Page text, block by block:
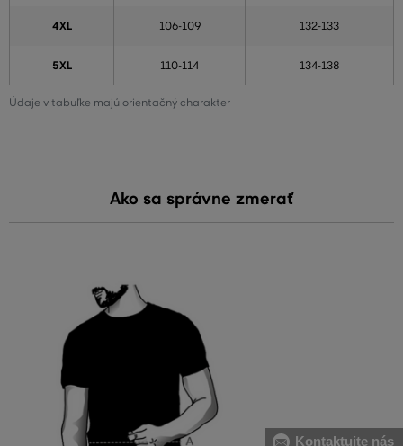
Údaje v tabuľke majú orientačný charakter
4XL 106-109 132-133
5XL 110-114 134-138
Ako sa správne zmerať
Kontaktujte nás